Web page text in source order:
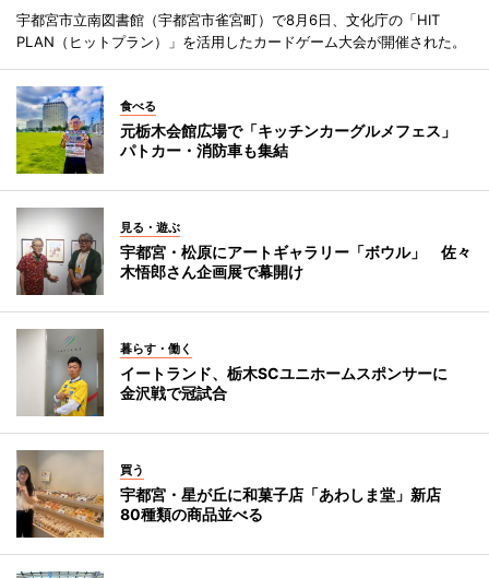
宇都宮市立南図書館（宇都宮市雀宮町）で8月6日、文化庁の「HIT
PLAN（ヒットプラン）」を活用したカードゲーム大会が開催された。
食べる
元栃木会館広場で「キッチンカーグルメフェス」
パトカー・消防車も集結
見る・遊ぶ
宇都宮・松原にアートギャラリー「ボウル」 佐々
木悟郎さん企画展で幕開け
暮らす・働く
イートランド、栃木SCユニホームスポンサーに
金沢戦で冠試合
買う
宇都宮・星が丘に和菓子店「あわしま堂」新店
80種類の商品並べる